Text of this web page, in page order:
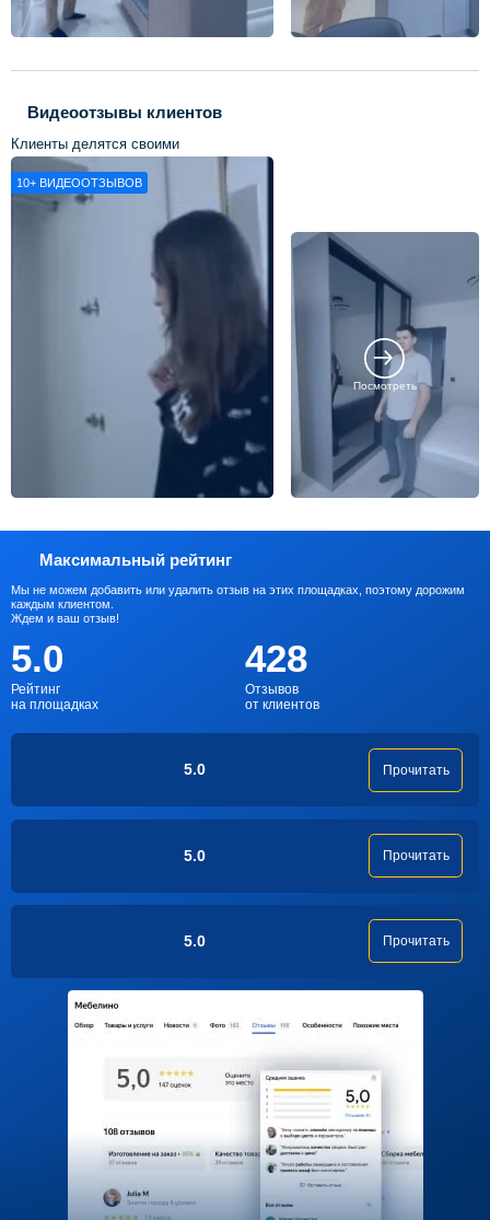
Видеоотзывы клиентов
Клиенты делятся своими
впечатлениями о нашей работе
10+ ВИДЕООТЗЫВОВ
Посмотреть
Максимальный рейтинг
Мы не можем добавить или удалить отзыв на этих площадках, поэтому дорожим
каждым клиентом.
Ждем и ваш отзыв!
5.0
Рейтинг
на площадках
428
Отзывов
от клиентов
5.0 Прочитать
5.0 Прочитать
5.0 Прочитать